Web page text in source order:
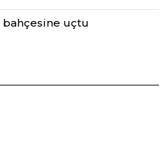
bahçesine uçtu